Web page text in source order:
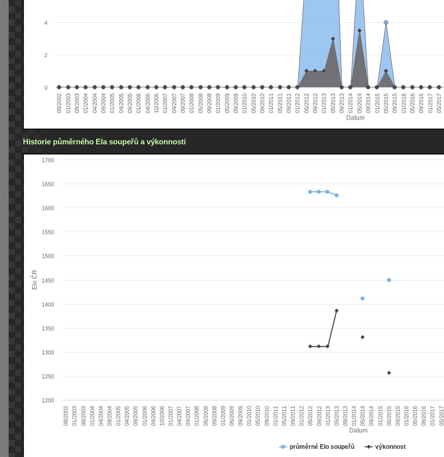
Datum
08/2002 01/2003 08/2003 01/2004 04/2004 09/2004 01/2005 04/2005 09/2005 01/2006 04/2006 10/2006 01/2007 04/2007 09/2007 01/2008 05/2008 09/2008 01/2009 05/2009 09/2009 01/2010 05/2010 09/2010 01/2011 05/2011 09/2011 01/2012 05/2012 09/2012 01/2013 05/2013 09/2013 01/2014 05/2014 09/2014 01/2015 05/2015 09/2015 01/2016 05/2016 09/2016 01/2017 05/2017
0
2
4
Historie půměrného Ela soupeřů a výkonnosti
Datum
Elo ČR
průměrné Elo soupeřů výkonnost
08/2002 01/2003 08/2003 01/2004 04/2004 09/2004 01/2005 04/2005 09/2005 01/2006 04/2006 10/2006 01/2007 04/2007 09/2007 01/2008 05/2008 09/2008 01/2009 05/2009 09/2009 01/2010 05/2010 09/2010 01/2011 05/2011 09/2011 01/2012 05/2012 09/2012 01/2013 05/2013 09/2013 01/2014 05/2014 09/2014 01/2015 05/2015 09/2015 01/2016 05/2016 09/2016 01/2017 05/2017
1200
1250
1300
1350
1400
1450
1500
1550
1600
1650
1700